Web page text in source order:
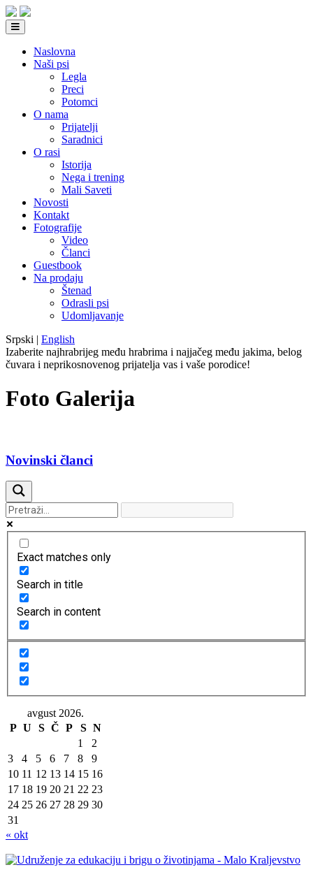
Naslovna
Naši psi
Legla
Preci
Potomci
O nama
Prijatelji
Saradnici
O rasi
Istorija
Nega i trening
Mali Saveti
Novosti
Kontakt
Fotografije
Video
Članci
Guestbook
Na prodaju
Štenad
Odrasli psi
Udomljavanje
Srpski | English
Izaberite najhrabrijeg među hrabrima i najjačeg među jakima, belog
čuvara i neprikosnovenog prijatelja vas i vaše porodice!
Foto Galerija
Novinski članci
Exact matches only
Search in title
Search in content
avgust 2026.
P U S Č P S N
1
2
3
4 5 6 7 8
9
10 11 12 13 14 15 16
17 18 19 20 21 22 23
24 25 26 27 28 29 30
31
« okt